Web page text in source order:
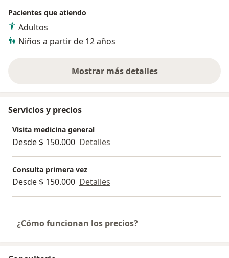
acelerando la recuperación de heridas.
Mi enfoque terapéutico se basa en un trato
personalizado, integrando métodos convencionales y
calidad de vida de mis pacientes.
Pacientes que atiendo
Adultos
Niños a partir de 12 años
Mostrar más detalles
sobre la experiencia
Servicios y precios
Visita medicina general
Desde $ 150.000 Detalles
Consulta primera vez
Desde $ 150.000 Detalles
¿Cómo funcionan los precios?